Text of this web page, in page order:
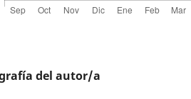
del autor/a